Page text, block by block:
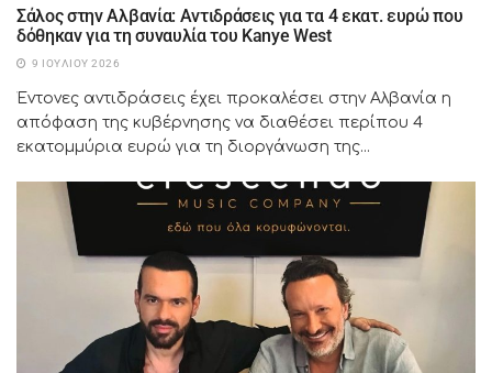
Σάλος στην Αλβανία: Αντιδράσεις για τα 4 εκατ. ευρώ που
δόθηκαν για τη συναυλία του Kanye West
9 ΙΟΥΛΊΟΥ 2026
Έντονες αντιδράσεις έχει προκαλέσει στην Αλβανία η
απόφαση της κυβέρνησης να διαθέσει περίπου 4
εκατομμύρια ευρώ για τη διοργάνωση της...